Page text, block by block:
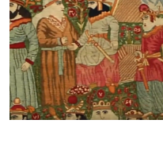
Заглянуть в прошлое и
Новосибирском
привезли живопись,
эпохи Каджаров.